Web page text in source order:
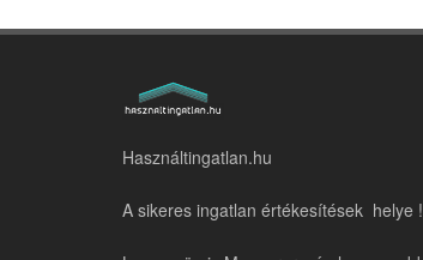
Használtingatlan.hu
A sikeres ingatlan értékesítések helye !